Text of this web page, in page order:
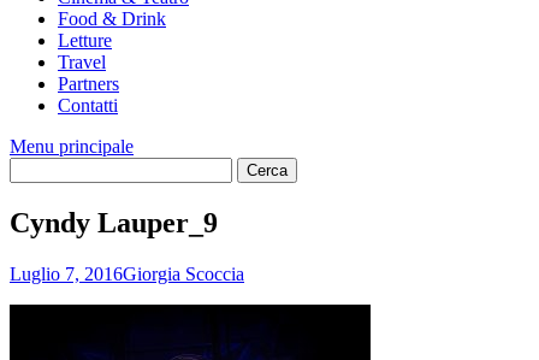
Food & Drink
Letture
Travel
Partners
Contatti
Menu principale
Cyndy Lauper_9
Luglio 7, 2016Giorgia Scoccia